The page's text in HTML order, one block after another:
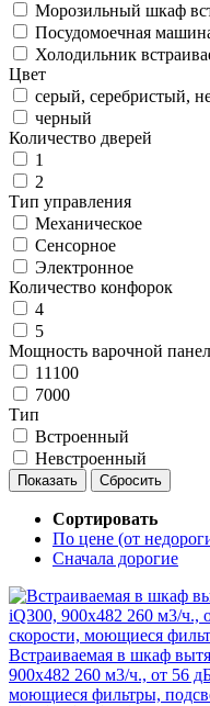
Морозильный шкаф
Посудомоечная
Холодильник
Цвет
серый, серебристый,
черный
Количество дверей
1
2
Тип управления
Механическое
Сенсорное
Электронное
Количество конфорок
4
5
Мощность варочной
11100
7000
Тип
Встроенный
Невстроенный
Сортировать
По цене (от
Сначала дорогие
Встраиваемая в шкаф
900х482 260 м3/ч., от 56
моющиеся фильтры,